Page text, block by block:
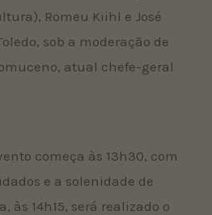
Romeu Kiihl e José
sob a moderação de
atual chefe-geral
começa às 13h30, com
e a solenidade de
às 14h15, será realizado o